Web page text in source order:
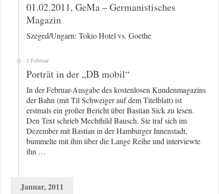
01.02.2011, GeMa – Germanistisches
Magazin
Szeged/Ungarn: Tokio Hotel vs. Goethe
1 Februar
Porträt in der „DB mobil“
In der Februar-Ausgabe des kostenlosen Kundenmagazins
der Bahn (mit Til Schweiger auf dem Titelblatt) ist
erstmals ein großer Bericht über Bastian Sick zu lesen.
Den Text schrieb Mechthild Bausch. Sie traf sich im
Dezember mit Bastian in der Hamburger Innenstadt,
bummelte mit ihm über die Lange Reihe und interviewte
ihn …
Januar, 2011